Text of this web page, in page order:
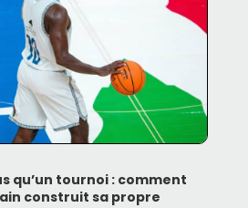
qu’un tournoi : comment
construit sa propre